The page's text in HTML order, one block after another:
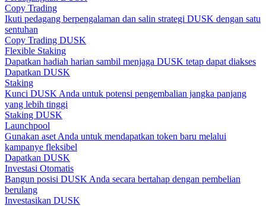
Copy Trading
Ikuti pedagang berpengalaman dan salin strategi DUSK dengan satu
sentuhan
Copy Trading DUSK
Flexible Staking
Dapatkan hadiah harian sambil menjaga DUSK tetap dapat diakses
Dapatkan DUSK
Staking
Kunci DUSK Anda untuk potensi pengembalian jangka panjang
yang lebih tinggi
Staking DUSK
Launchpool
Gunakan aset Anda untuk mendapatkan token baru melalui
kampanye fleksibel
Dapatkan DUSK
Investasi Otomatis
Bangun posisi DUSK Anda secara bertahap dengan pembelian
berulang
Investasikan DUSK